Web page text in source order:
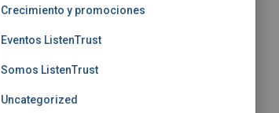
Crecimiento y promociones
Eventos ListenTrust
Somos ListenTrust
Uncategorized